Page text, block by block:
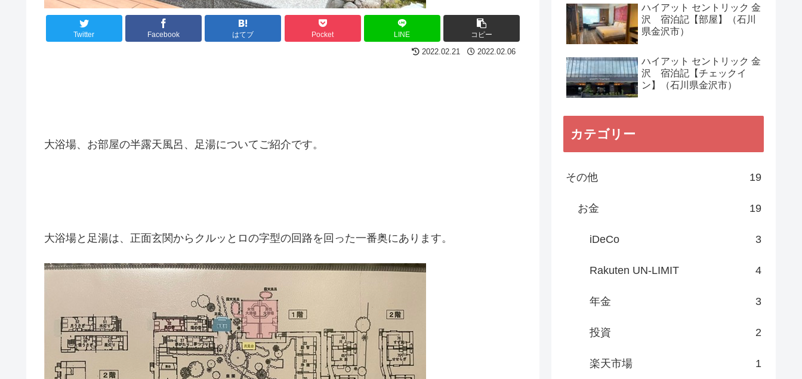
Twitter Facebook はてブ Pocket LINE コピー
2022.02.21 2022.02.06
大浴場、お部屋の半露天風呂、足湯についてご紹介です。
大浴場と足湯は、正面玄関からクルッとロの字型の回路を回った一番奥にあります。
ハイアット セントリック 金
沢 宿泊記【部屋】（石川
県金沢市）
ハイアット セントリック 金
沢 宿泊記【チェックイ
ン】（石川県金沢市）
カテゴリー
その他 19
お金 19
iDeCo 3
Rakuten UN-LIMIT 4
年金 3
投資 2
楽天市場 1